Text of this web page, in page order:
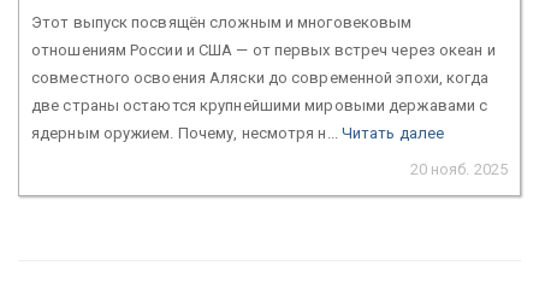
Этот выпуск посвящён сложным и многовековым
отношениям России и США — от первых встреч через океан и
совместного освоения Аляски до современной эпохи, когда
две страны остаются крупнейшими мировыми державами с
ядерным оружием. Почему, несмотря н... Читать далее
20 нояб. 2025